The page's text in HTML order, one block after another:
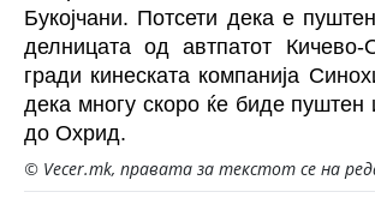
Букојчани. Потсети дека е
делницата од автпатот
гради кинеската компанија
дека многу скоро ќе биде пуштен
до Охрид.
© Vecer.mk, правата за текстот се на